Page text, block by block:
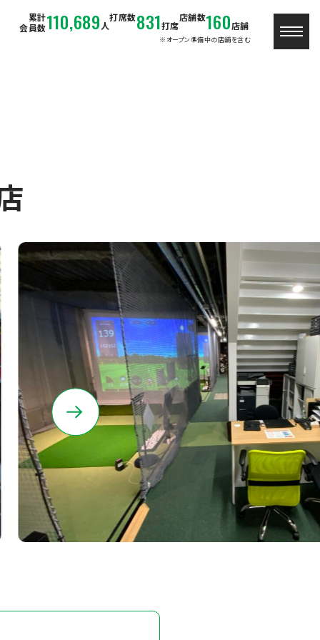
累計
会員数110,689 人
打席数831打席
店舗数160店舗
※オープン準備中の店舗を含む